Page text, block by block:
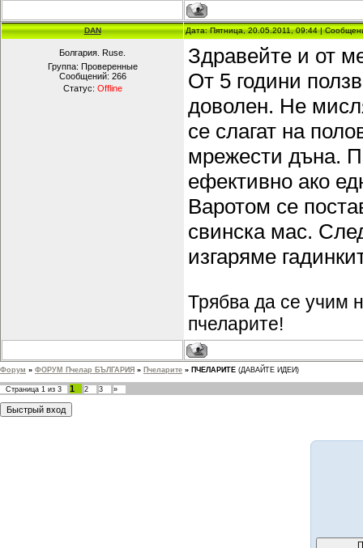
DAN Дата: Пятница, 20.05.2011, 09:44 |
Болгария. Ruse.
Группа: Проверенные
Сообщений: 266
Статус: Offline
Здравейте и от
От 5 години
доволен. Не
се слагат на
мрежести дъна.
ефективно ако
Варотом се
свинска мас.
изгаряме
Трябва да се учим
пчеларите!
Форум » ФОРУМ Пчелар БЪЛГАРИЯ » Пчеларите » ПЧЕЛАРИТЕ (ДАВАЙТЕ ИДЕИ)
Страница 1 из 3 1 2 3 »